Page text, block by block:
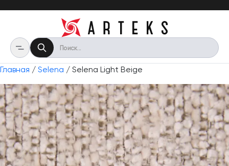
Главная / Selena / Selena Light Beige